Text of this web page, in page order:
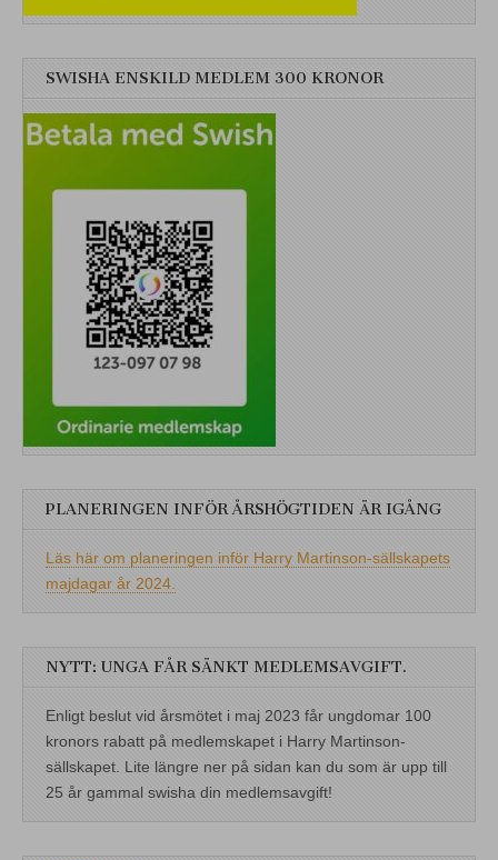
SWISHA ENSKILD MEDLEM 300 KRONOR
PLANERINGEN INFÖR ÅRSHÖGTIDEN ÄR IGÅNG
Läs här om planeringen inför Harry Martinson-sällskapets
majdagar år 2024.
NYTT: UNGA FÅR SÄNKT MEDLEMSAVGIFT.
Enligt beslut vid årsmötet i maj 2023 får ungdomar 100
kronors rabatt på medlemskapet i Harry Martinson-
sällskapet. Lite längre ner på sidan kan du som är upp till
25 år gammal swisha din medlemsavgift!